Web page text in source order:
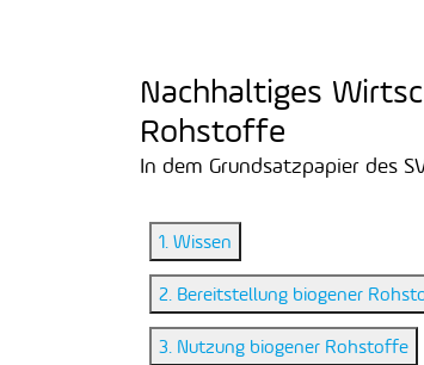
Nachhaltiges
Rohstoffe
In dem Grundsatzpapier des
1. Wissen
2. Bereitstellung biogener
3. Nutzung biogener Rohstoffe